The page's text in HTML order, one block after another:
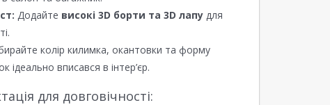
Додайте високі 3D борти та 3D лапу для
колір килимка, окантовки та форму
ідеально вписався в інтер’єр.
для довговічності: